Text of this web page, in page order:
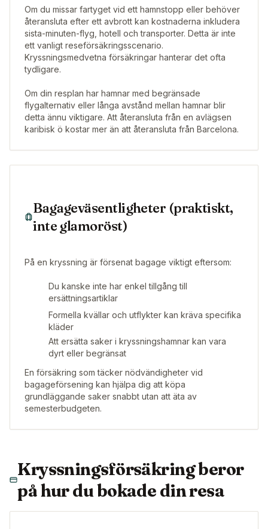
Om du missar fartyget vid ett hamnstopp eller behöver
återansluta efter ett avbrott kan kostnaderna inkludera
sista-minuten-flyg, hotell och transporter. Detta är inte
ett vanligt reseförsäkringsscenario.
Kryssningsmedvetna försäkringar hanterar det ofta
tydligare.
Om din resplan har hamnar med begränsade
flygalternativ eller långa avstånd mellan hamnar blir
detta ännu viktigare. Att återansluta från en avlägsen
karibisk ö kostar mer än att återansluta från Barcelona.
Bagageväsentligheter (praktiskt,
inte glamoröst)
På en kryssning är försenat bagage viktigt eftersom:
Du kanske inte har enkel tillgång till
ersättningsartiklar
Formella kvällar och utflykter kan kräva specifika
kläder
Att ersätta saker i kryssningshamnar kan vara
dyrt eller begränsat
En försäkring som täcker nödvändigheter vid
bagageförsening kan hjälpa dig att köpa
grundläggande saker snabbt utan att äta av
semesterbudgeten.
Kryssningsförsäkring beror
på hur du bokade din resa